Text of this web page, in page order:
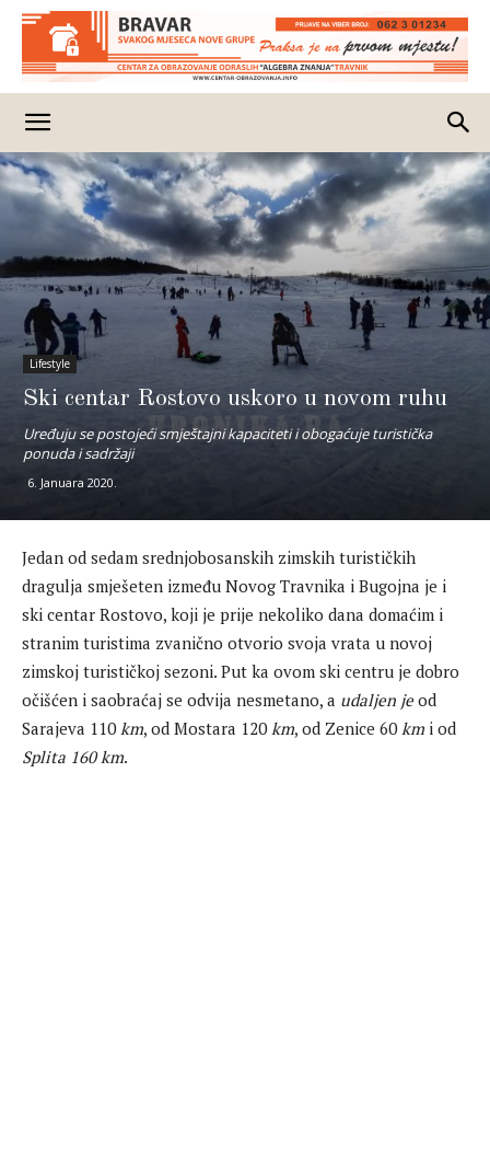
Lifestyle
Ski centar Rostovo uskoro u novom ruhu
Uređuju se postojeći smještajni kapaciteti i obogaćuje turistička
ponuda i sadržaji
6. Januara 2020.
Jedan od sedam srednjobosanskih zimskih turističkih
dragulja smješeten između Novog Travnika i Bugojna je i
ski centar Rostovo, koji je prije nekoliko dana domaćim i
stranim turistima zvanično otvorio svoja vrata u novoj
zimskoj turističkoj sezoni. Put ka ovom ski centru je dobro
očišćen i saobraćaj se odvija nesmetano, a udaljen jeod
Sarajeva 110km, od Mostara 120km, od Zenice 60km i od
Splita 160 km.